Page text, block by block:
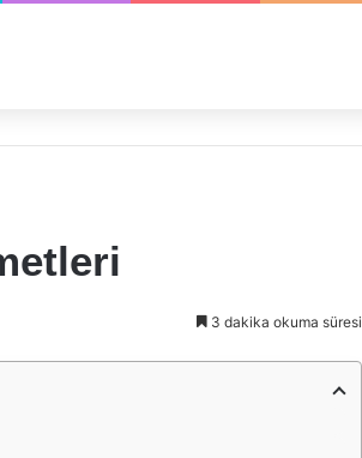
3 dakika okuma süresi